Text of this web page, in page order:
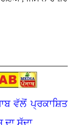
ਵੱਲੋਂ ਪ੍ਰਕਾਸ਼ਿਤ
ਸੱਦਾ